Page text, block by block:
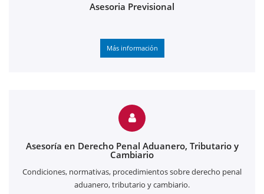
Asesoria Previsional
Más información
Asesoría en Derecho Penal Aduanero, Tributario y
Cambiario
Condiciones, normativas, procedimientos sobre derecho penal
aduanero, tributario y cambiario.